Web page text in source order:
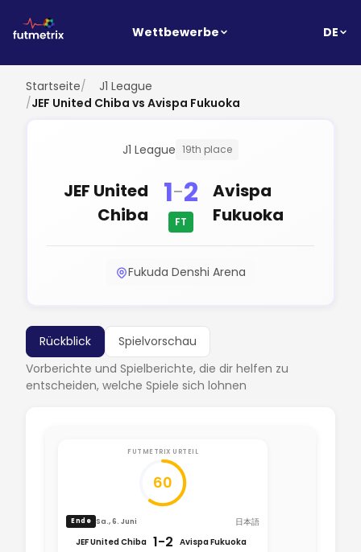
Wettbewerbe DE
Startseite/
J1 League
/JEF United Chiba vs Avispa Fukuoka
J1 League 19th place
JEF United
Chiba
1-2
FT
Avispa
Fukuoka
Fukuda Denshi Arena
Rückblick
Spielvorschau
Vorberichte und Spielberichte, die dir helfen zu
entscheiden, welche Spiele sich lohnen
FUTMETRIX URTEIL
60
Ende Sa., 6. Juni
日本語
JEF United Chiba 1-2 Avispa Fukuoka